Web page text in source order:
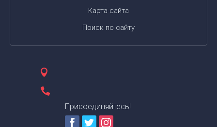
Карта сайта
Поиск по сайту
Присоединяйтесь!